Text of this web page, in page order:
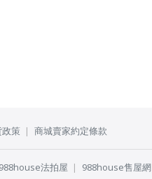
策 商城賣家約定條款
988house法拍屋 988house售屋網